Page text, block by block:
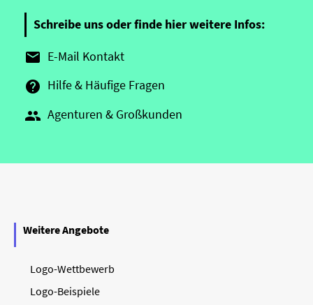
Schreibe uns oder finde hier weitere Infos:
 E-Mail Kontakt
 Hilfe & Häufige Fragen
 Agenturen & Großkunden
Weitere Angebote
Logo-Wettbewerb
Logo-Beispiele